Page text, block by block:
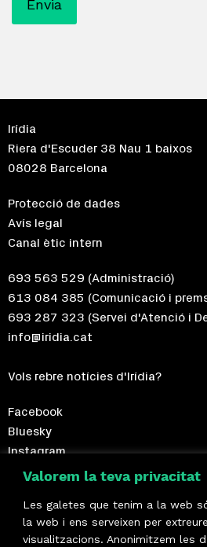
Valorem la teva privacitat
Les galetes que tenim a la web
la web i ens serveixen per
visualitzacions. Anonimitzem les
Irídia
Riera d'Escuder 38 Nau 1 baixos
08028 Barcelona
Protecció de dades
Avís legal
Canal ètic intern
693 563 529 (Administració)
613 084 385 (Comunicació i
693 287 323 (Servei d'Atenció i
info@iridia.cat
Vols rebre notícies d'Irídia?
Facebook
Bluesky
Instagram
Telegram
Fes-te sòcia!